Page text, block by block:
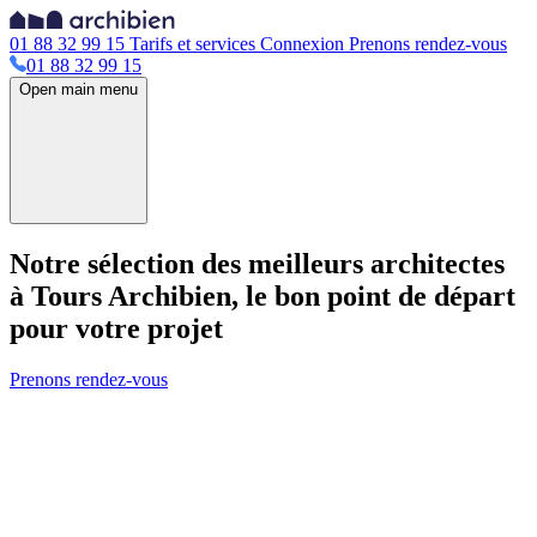
01 88 32 99 15 Tarifs et services Connexion Prenons rendez-vous
01 88 32 99 15
Open main menu
Notre sélection des meilleurs architectes
à Tours Archibien, le bon point de départ
pour votre projet
Prenons rendez-vous